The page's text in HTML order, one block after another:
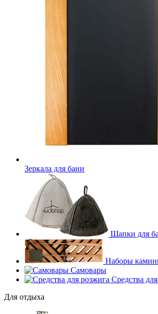
Зеркала для бани
Шапки для
Наборы
Самовары
Средства
Для отдыха